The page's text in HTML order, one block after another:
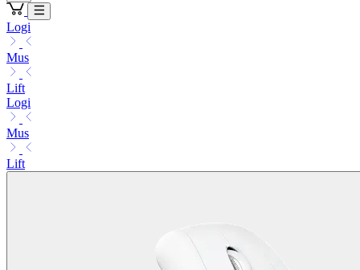
Logi
Mus
Lift
Logi
Mus
Lift